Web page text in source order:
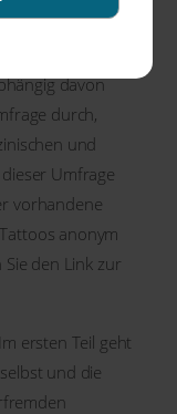
davon
durch,
und
Umfrage
vorhandene
anonym
den Link zur
ersten Teil geht
und die